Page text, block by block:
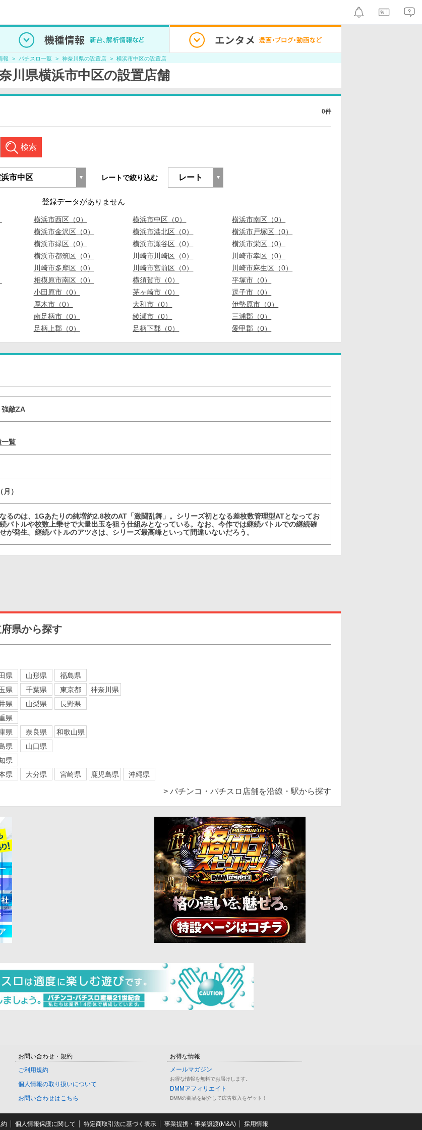
報 パチスロ一覧 神奈川県の設置店 横浜市中区の設置店
川県横浜市中区の設置店舗
0件
検索
レートで絞り込む
登録データがありません
横浜市西区（0） 横浜市中区（0）
横浜市南区（0）
横浜市金沢区（0） 横浜市港北区（0）
横浜市戸塚区（0）
横浜市緑区（0） 横浜市瀬谷区（0）
横浜市栄区（0）
横浜市都筑区（0） 川崎市川崎区（0）
川崎市幸区（0）
川崎市多摩区（0） 川崎市宮前区（0）
川崎市麻生区（0）
相模原市南区（0） 横須賀市（0）
平塚市（0）
小田原市（0） 茅ヶ崎市（0）
逗子市（0）
厚木市（0） 大和市（0）
伊勢原市（0）
南足柄市（0） 綾瀬市（0）
三浦郡（0）
足柄上郡（0） 足柄下郡（0） 愛甲郡（0）
強敵ZA
一覧
）
るのは、1Gあたりの純増約2.8枚のAT「激闘乱舞」。シリーズ初となる差枚数管理型ATとなってお
バトルや枚数上乗せで大量出玉を狙う仕組みとなっている。なお、今作では継続バトルでの継続確
が発生。継続バトルのアツさは、シリーズ最高峰といって間違いないだろう。
県から探す
県 山形県
福島県
県 千葉県 東京都
神奈川県
県 山梨県
長野県
県
県 奈良県
和歌山県
県
山口県
県
県 大分県 宮崎県 鹿児島県 沖縄県
> パチンコ・パチスロ店舗を沿線・駅から探す
お問い合わせ・規約
ご利用規約
個人情報の取り扱いについて
お問い合わせはこちら
お得な情報
メールマガジン
お得な情報を無料でお届けします。
DMMアフィリエイト
DMMの商品を紹介して広告収入をゲット！
個人情報保護に関して 特定商取引法に基づく表示 事業提携・事業譲渡(M&A) 採用情報